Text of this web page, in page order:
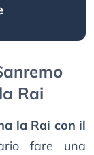
Rai
la Rai con il
fare una